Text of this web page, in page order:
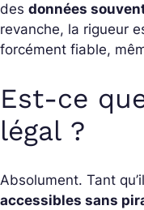
des données
revanche, la rigueur
forcément fiable,
Est-ce
légal ?
Absolument. Tant
accessibles sans